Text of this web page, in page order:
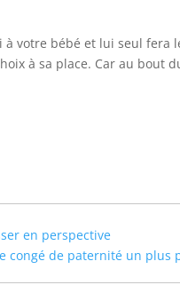
votre bébé et lui seul fera
à sa place. Car au bout
en perspective
congé de paternité un plus